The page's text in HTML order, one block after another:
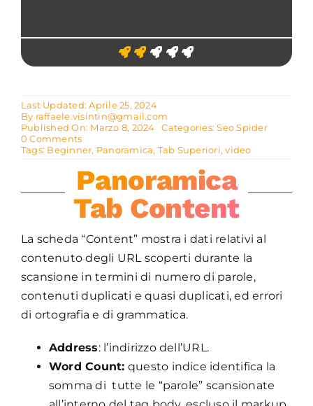
Last Updated: Aprile 25, 2024
By raffaele.visintin@gmail.com
Published On: Marzo 8, 2024
Categories:Seo Spider
0 Commentson
TAB
Tags: Beginner, Panoramica, Tab Superiori,video
Panoramica
Tab Content
La scheda “Content” mostra i dati relativi al
contenuto degli URL scoperti durante la
scansione in termini di numero di parole,
contenuti duplicati e quasi duplicati, ed errori
di ortografia e di grammatica.
Address: l’indirizzo dell’URL.
Word Count: questo indice identifica la
somma di tutte le “parole” scansionate